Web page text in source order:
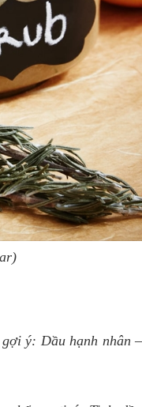
gợi ý: Dầu hạnh nhân –